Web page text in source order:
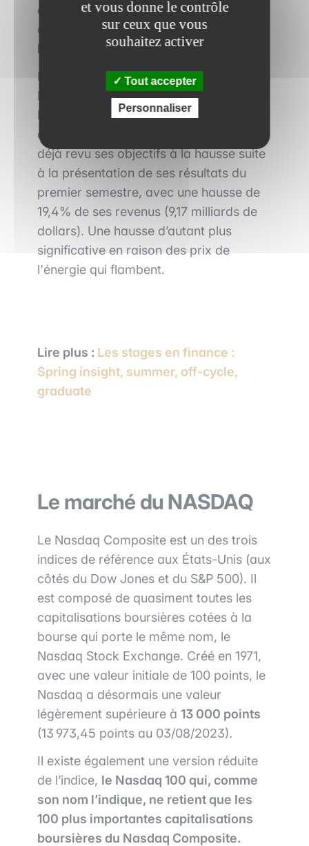
en poids à la suite de ce rééquilibrage,
on trouve
Broadcom, dont la part dans
l'indice atteint désormais 3%.
De plus, Mondelez International (biscuits
Lu, chocolats Milka et Toblerone,
boissons Tang) a également vu sa part
dans l’indice augmenté. L’action avait
déjà revu ses objectifs à la hausse suite
à la présentation de ses résultats du
premier semestre, avec une hausse de
19,4% de ses revenus (9,17 milliards de
dollars). Une hausse d’autant plus
significative en raison des prix de
l'énergie qui flambent.
Lire plus : Les stages en finance :
Spring insight, summer, off-cycle,
graduate
Le marché du NASDAQ
Le Nasdaq Composite est un des trois
indices de référence aux États-Unis (aux
côtés du Dow Jones et du S&P 500). Il
est composé de quasiment toutes les
capitalisations boursières cotées à la
bourse qui porte le même nom, le
Nasdaq Stock Exchange. Créé en 1971,
avec une valeur initiale de 100 points, le
Nasdaq a désormais une valeur
légèrement supérieure à 13 000 points
(13 973,45 points au 03/08/2023).
Il existe également une version réduite
de l’indice, le Nasdaq 100 qui, comme
son nom l’indique, ne retient que les
100 plus importantes capitalisations
boursières du Nasdaq Composite.
et vous donne le contrôle
sur ceux que vous
souhaitez activer
Tout accepter
Personnaliser